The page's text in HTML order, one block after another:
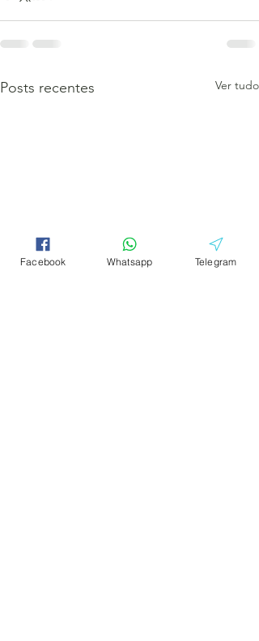
Posts recentes Ver tudo
Facebook Whatsapp Telegram